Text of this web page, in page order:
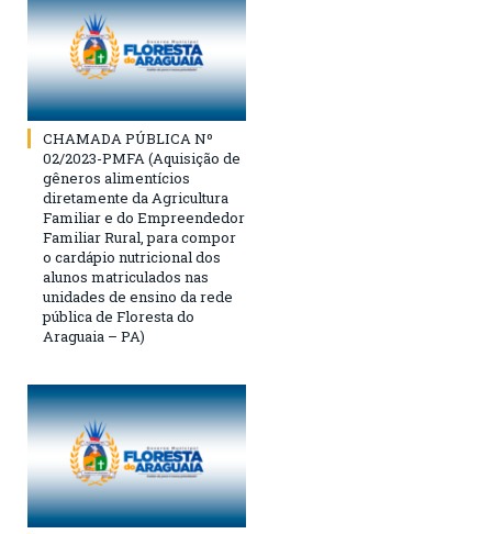
CHAMADA PÚBLICA Nº
02/2023-PMFA (Aquisição de
gêneros alimentícios
diretamente da Agricultura
Familiar e do Empreendedor
Familiar Rural, para compor
o cardápio nutricional dos
alunos matriculados nas
unidades de ensino da rede
pública de Floresta do
Araguaia – PA)